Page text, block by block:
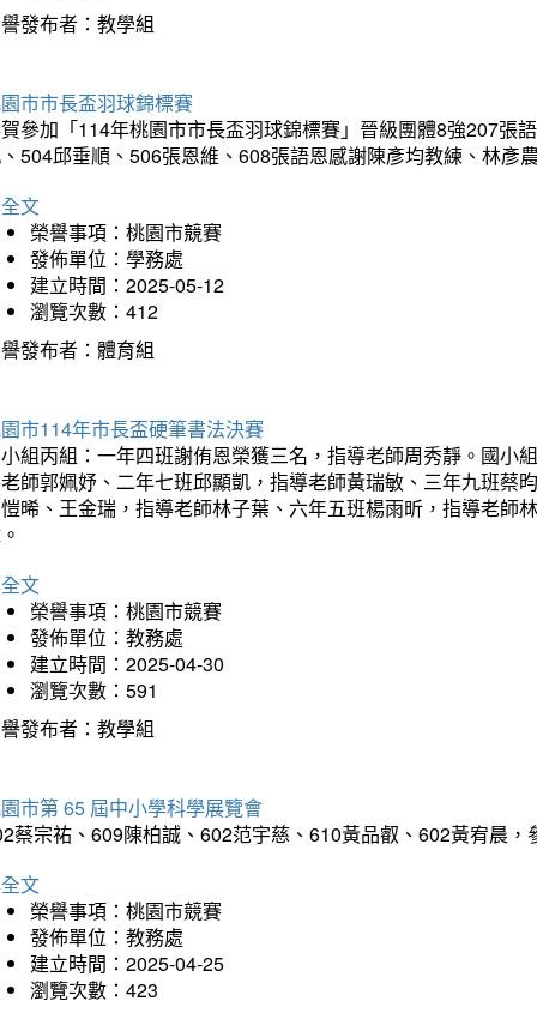
發布者：教學組
市市長盃羽球錦標賽
參加「114年桃園市市長盃羽球錦標賽」晉級團體8強207張
504邱垂順、506張恩維、608張語恩感謝陳彥均教練、林彥
文
榮譽事項：桃園市競賽
發佈單位：學務處
建立時間：2025-05-12
瀏覽次數：412
發布者：體育組
市114年市長盃硬筆書法決賽
組丙組：一年四班謝侑恩榮獲三名，指導老師周秀靜。國小
師郭姵妤、二年七班邱顯凱，指導老師黃瑞敏、三年九班蔡
晞、王金瑞，指導老師林子葉、六年五班楊雨昕，指導老師
文
榮譽事項：桃園市競賽
發佈單位：教務處
建立時間：2025-04-30
瀏覽次數：591
發布者：教學組
市第 65 屆中小學科學展覽會
蔡宗祐、609陳柏誠、602范宇慈、610黃品叡、602黃宥晨
文
榮譽事項：桃園市競賽
發佈單位：教務處
建立時間：2025-04-25
瀏覽次數：423